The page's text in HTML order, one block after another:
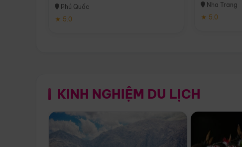
Phú Quốc
★ 5.0
Nha Trang
★ 5.0
KINH NGHIỆM DU LỊCH